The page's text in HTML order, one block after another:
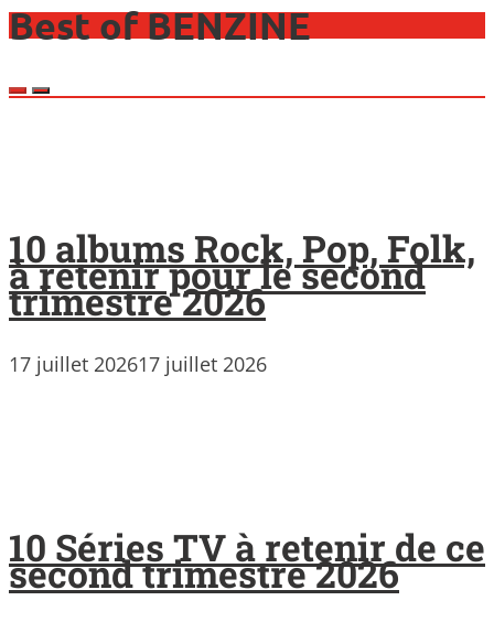
Best of BENZINE
10 albums Rock, Pop, Folk,
à retenir pour le second
trimestre 2026
17 juillet 202617 juillet 2026
10 Séries TV à retenir de ce
second trimestre 2026